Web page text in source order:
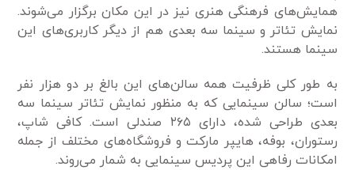
همایش‌های فرهنگی هنری نیز در این مکان برگزار می‌شوند.
نمایش تئاتر و سینما سه بعدی هم از دیگر کاربری‌های این
سینما هستند.
به طور کلی ظرفیت همه سالن‌های این بالغ بر دو هزار نفر
است؛ سالن سینمایی که به منظور نمایش تئاتر سینما سه
بعدی طراحی شده، دارای ۲۶۵ صندلی است. کافی شاپ،
رستوران، بوفه، هایپر مارکت و فروشگاه‌های مختلف از جمله
امکانات رفاهی این پردیس سینمایی به شمار می‌روند.